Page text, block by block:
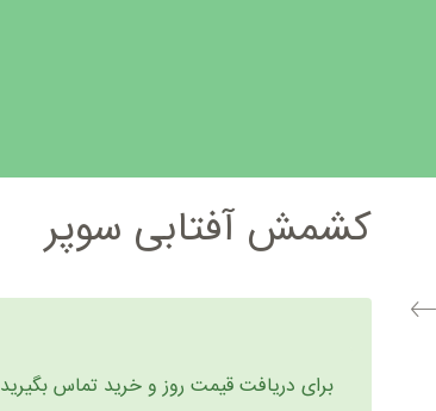
کشمش آفتابی سوپر
برای دریافت قیمت روز و خرید تماس بگیرید